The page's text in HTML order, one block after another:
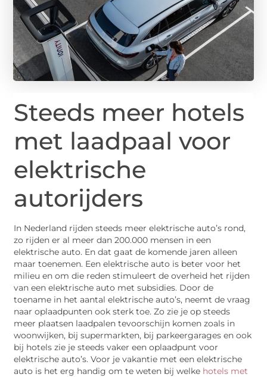
Steeds meer hotels
met laadpaal voor
elektrische
autorijders
In Nederland rijden steeds meer elektrische auto’s rond,
zo rijden er al meer dan 200.000 mensen in een
elektrische auto. En dat gaat de komende jaren alleen
maar toenemen. Een elektrische auto is beter voor het
milieu en om die reden stimuleert de overheid het rijden
van een elektrische auto met subsidies. Door de
toename in het aantal elektrische auto’s, neemt de vraag
naar oplaadpunten ook sterk toe. Zo zie je op steeds
meer plaatsen laadpalen tevoorschijn komen zoals in
woonwijken, bij supermarkten, bij parkeergarages en ook
bij hotels zie je steeds vaker een oplaadpunt voor
elektrische auto’s. Voor je vakantie met een elektrische
auto is het erg handig om te weten bij welke hotels met